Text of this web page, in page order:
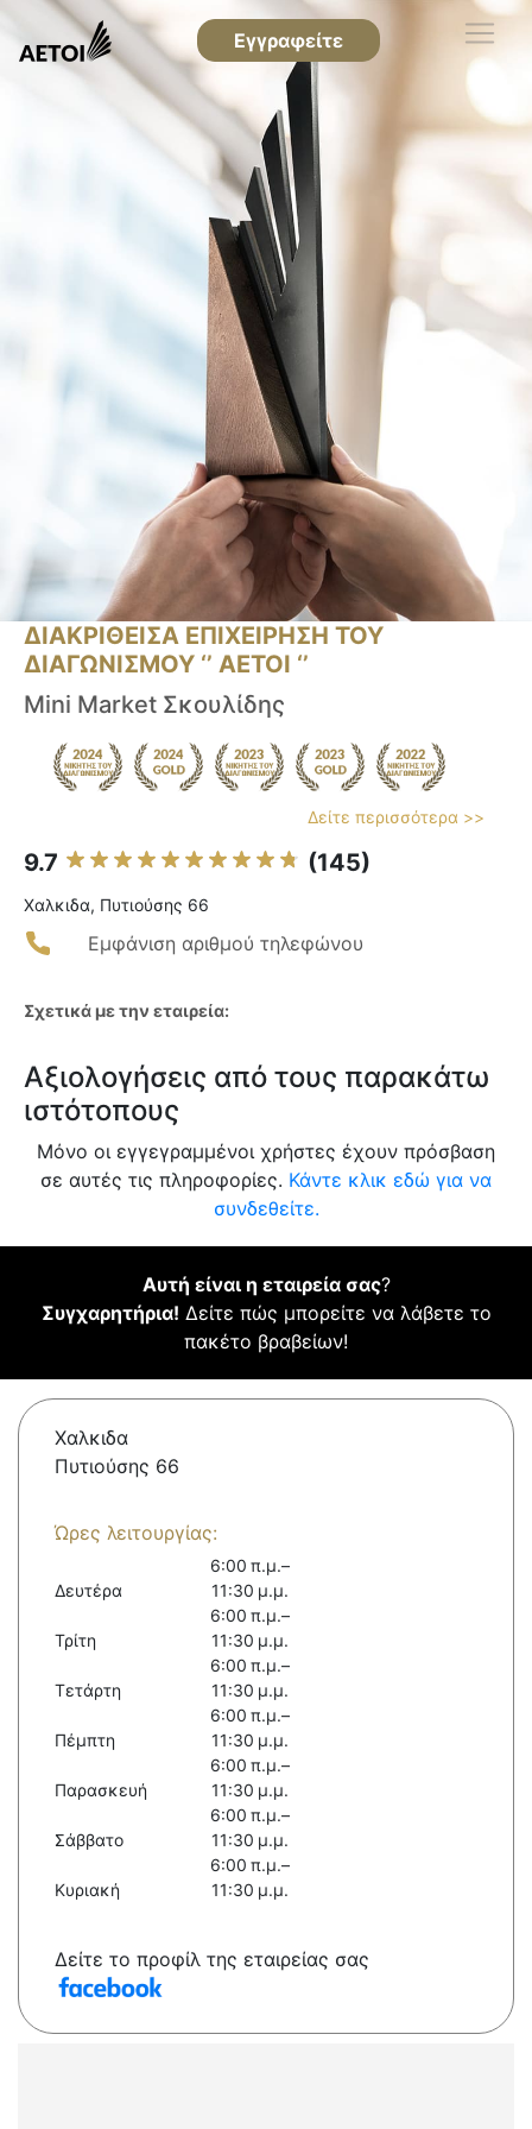
Εγγραφείτε
ΔΙΑΚΡΙΘΕΙΣΑ ΕΠΙΧΕΙΡΗΣΗ ΤΟΥ
ΔΙΑΓΩΝΙΣΜΟΥ ‘’ ΑΕΤΟΙ ‘’
Mini Market Σκουλίδης
Δείτε περισσότερα >>
9.7 (145)
Χαλκιδα, Πυτιούσης 66
Εμφάνιση αριθμού τηλεφώνου
Σχετικά με την εταιρεία:
Αξιολογήσεις από τους παρακάτω
ιστότοπους
Μόνο οι εγγεγραμμένοι χρήστες έχουν πρόσβαση
σε αυτές τις πληροφορίες. Κάντε κλικ εδώ για να
συνδεθείτε.
Αυτή είναι η εταιρεία σας?
Συγχαρητήρια! Δείτε πώς μπορείτε να λάβετε το
πακέτο βραβείων!
Χαλκιδα
Πυτιούσης 66
Ώρες λειτουργίας:
Δευτέρα
6:00 π.μ.–
11:30 μ.μ.
Τρίτη
6:00 π.μ.–
11:30 μ.μ.
Τετάρτη
6:00 π.μ.–
11:30 μ.μ.
Πέμπτη
6:00 π.μ.–
11:30 μ.μ.
Παρασκευή
6:00 π.μ.–
11:30 μ.μ.
Σάββατο
6:00 π.μ.–
11:30 μ.μ.
Κυριακή
6:00 π.μ.–
11:30 μ.μ.
Δείτε το προφίλ της εταιρείας σας